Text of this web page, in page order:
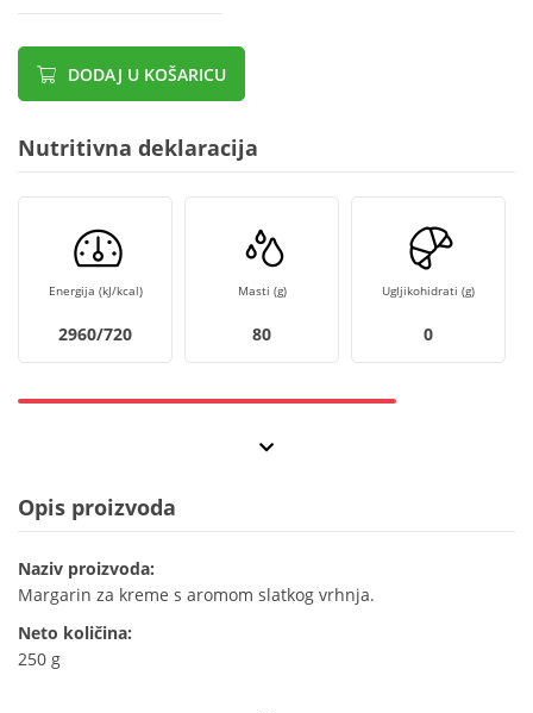
DODAJ U KOŠARICU
Nutritivna deklaracija
Energija (kJ/kcal)
2960/720
Masti (g)
80
Ugljikohidrati (g)
0
Opis proizvoda
Naziv proizvoda:
Margarin za kreme s aromom slatkog vrhnja.
Neto količina:
250 g